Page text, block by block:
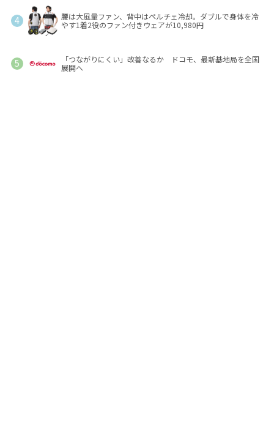
腰は大風量ファン、背中はペルチェ冷却。ダブルで身体を冷
やす1着2役のファン付きウェアが10,980円
「つながりにくい」改善なるか ドコモ、最新基地局を全国
展開へ